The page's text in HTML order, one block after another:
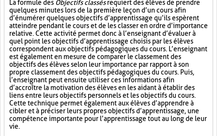
La formule des Objectifs classésrequiert des élèves de prendre
quelques minutes lors de la première leçon d’un cours afin
d’énumérer quelques objectifs d’apprentissage qu’ils espèrent
atteindre pendant le cours et de les classer en ordre d’importance
relative. Cette activité permet donc à l’enseignant d’évaluer à
quel point les objectifs d’apprentissage choisis par les élèves
correspondent aux objectifs pédagogiques du cours. L’enseignant
est également en mesure de comparer le classement des
objectifs des élèves selon leur importance par rapport à son
propre classement des objectifs pédagogiques du cours. Puis,
l’enseignant peut ensuite utiliser ces informations afin
d’accroître la motivation des élèves en les aidant à établir des
liens entre leurs objectifs personnels et les objectifs du cours.
Cette technique permet également aux élèves d’apprendre à
cibler et à préciser leurs propres objectifs d’apprentissage, une
compétence importante pour l’apprentissage tout au long de leur
vie.